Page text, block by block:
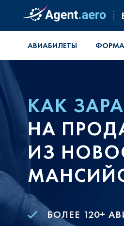
АВИАБИЛЕТЫ
КАК
НА
ИЗ
БОЛЕЕ 120+